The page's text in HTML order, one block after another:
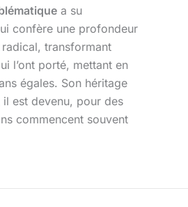
a su
confère une profondeur
transformant
l’ont porté, mettant en
égales. Son héritage
il est devenu, pour des
commencent souvent